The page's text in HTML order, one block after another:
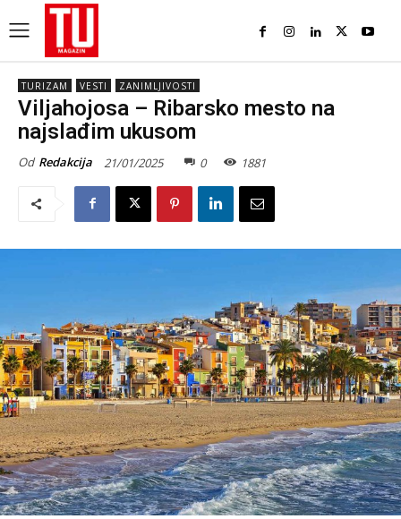
TURIZAM VESTI ZANIMLJIVOSTI
Viljahojosa – Ribarsko mesto na
najslađim ukusom
Od Redakcija 21/01/2025 0 1881